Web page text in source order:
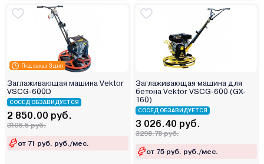
Под заказ 3 дня
Заглаживающая машина Vektor
VSCG-600D
СОСЕД ОБЗАВИДУЕТСЯ
2 850.00 руб.
3106.5 руб.
от 71 руб. руб./мес.
Заглаживающая машина для
бетона Vektor VSCG-600 (GX-
160)
СОСЕД ОБЗАВИДУЕТСЯ
3 026.40 руб.
3298.78 руб.
от 75 руб. руб./мес.